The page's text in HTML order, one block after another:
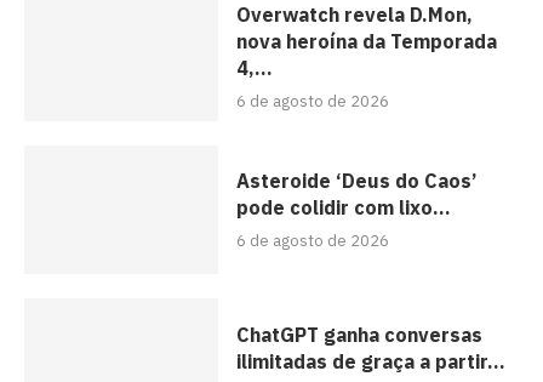
Overwatch revela D.Mon,
nova heroína da Temporada
4,...
6 de agosto de 2026
Asteroide ‘Deus do Caos’
pode colidir com lixo...
6 de agosto de 2026
ChatGPT ganha conversas
ilimitadas de graça a partir...